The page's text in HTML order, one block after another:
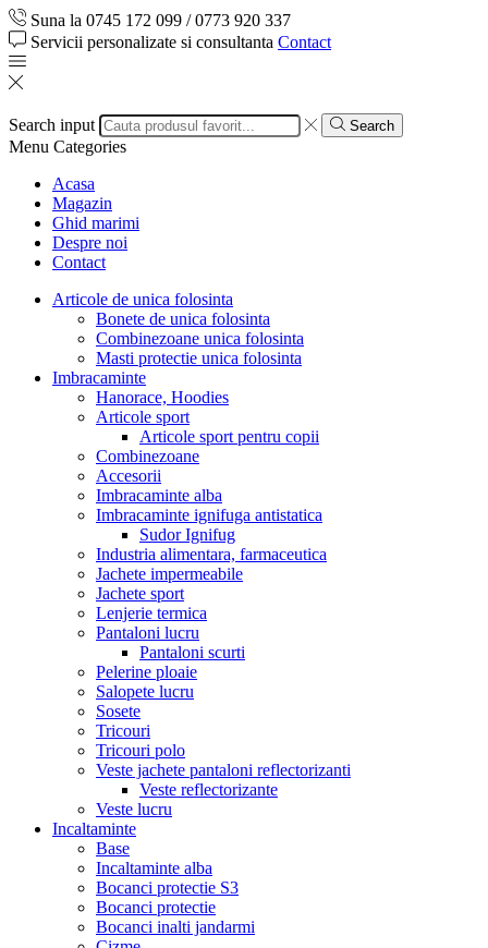
Suna la 0745 172 099 / 0773 920 337
Servicii personalizate si consultanta Contact
Search input Search
Menu Categories
Acasa
Magazin
Ghid marimi
Despre noi
Contact
Articole de unica folosinta
Bonete de unica folosinta
Combinezoane unica folosinta
Masti protectie unica folosinta
Imbracaminte
Hanorace, Hoodies
Articole sport
Articole sport pentru copii
Combinezoane
Accesorii
Imbracaminte alba
Imbracaminte ignifuga antistatica
Sudor Ignifug
Industria alimentara, farmaceutica
Jachete impermeabile
Jachete sport
Lenjerie termica
Pantaloni lucru
Pantaloni scurti
Pelerine ploaie
Salopete lucru
Sosete
Tricouri
Tricouri polo
Veste jachete pantaloni reflectorizanti
Veste reflectorizante
Veste lucru
Incaltaminte
Base
Incaltaminte alba
Bocanci protectie S3
Bocanci protectie
Bocanci inalti jandarmi